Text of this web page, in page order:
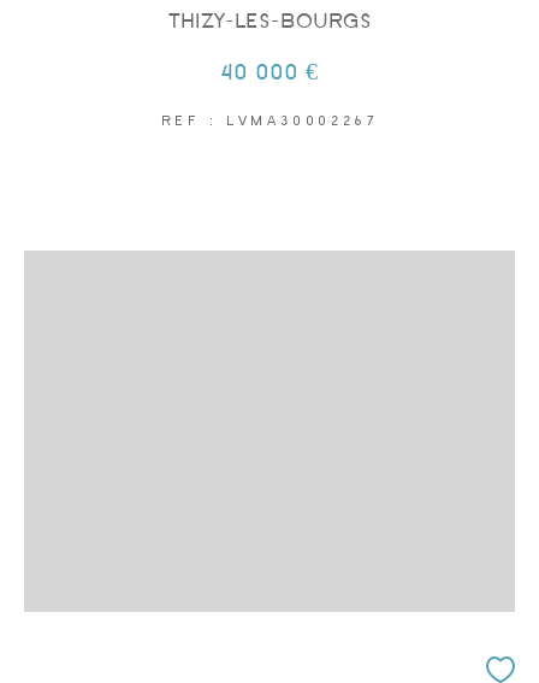
THIZY-LES-BOURGS
40 000 €
REF : LVMA30002267